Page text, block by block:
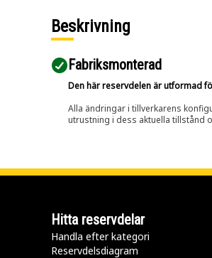
Beskrivning
Fabriksmonterad
Den här reservdelen är utformad
Alla ändringar i tillverkarens
utrustning i dess aktuella tillstånd
Hitta reservdelar
Handla efter kategori
Reservdelsdiagram